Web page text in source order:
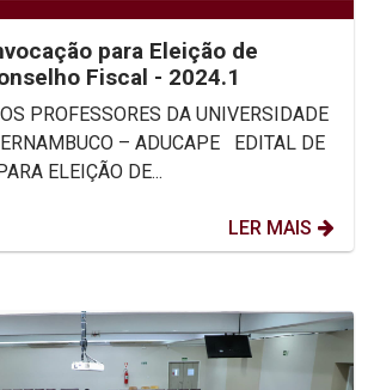
para Eleição de
Fiscal - 2024.1
PROFESSORES DA UNIVERSIDADE
– ADUCAPE EDITAL DE
ELEIÇÃO DE...
LER MAIS